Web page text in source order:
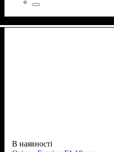
В наявності